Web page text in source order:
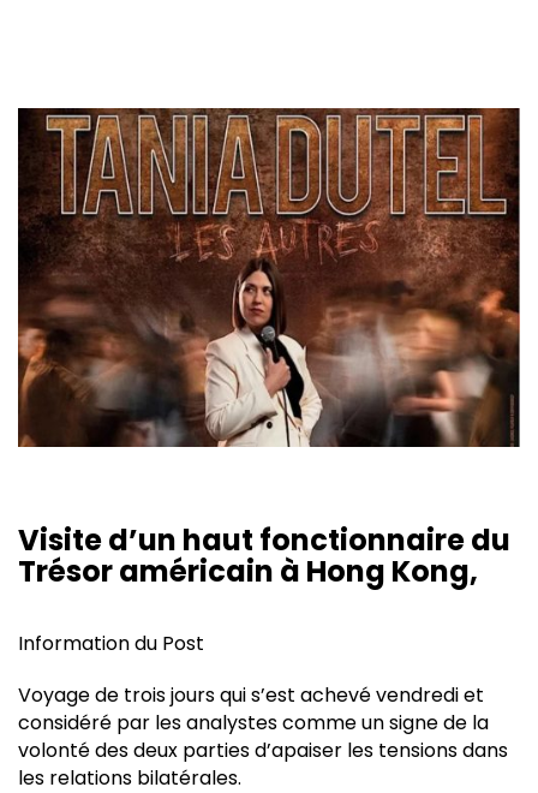
Visite d’un haut fonctionnaire du
Trésor américain à Hong Kong,
Information du Post
Voyage de trois jours qui s’est achevé vendredi et
considéré par les analystes comme un signe de la
volonté des deux parties d’apaiser les tensions dans
les relations bilatérales.